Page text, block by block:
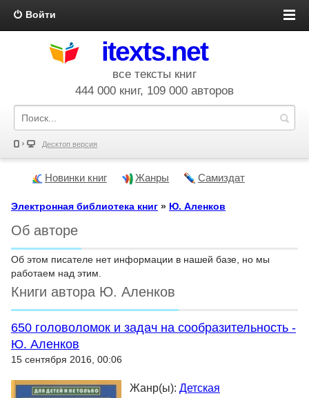
Войти
itexts.net
все тексты книг
444 000 книг, 109 000 авторов
Десктоп версия
Новинки книг Жанры Самиздат
Электронная библиотека книг » Ю. Аленков
Об авторе
Об этом писателе нет информации в нашей базе, но мы
работаем над этим.
Книги автора Ю. Аленков
650 головоломок и задач на сообразительность -
Ю. Аленков
15 сентября 2016, 00:06
Жанр(ы): Детская